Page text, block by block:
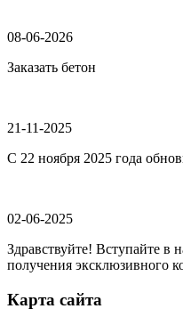
08-06-2026
Заказать бетон
21-11-2025
С 22 ноября 2025 года
02-06-2025
Здравствуйте! Вступайте в
получения эксклюзивного
Карта сайта